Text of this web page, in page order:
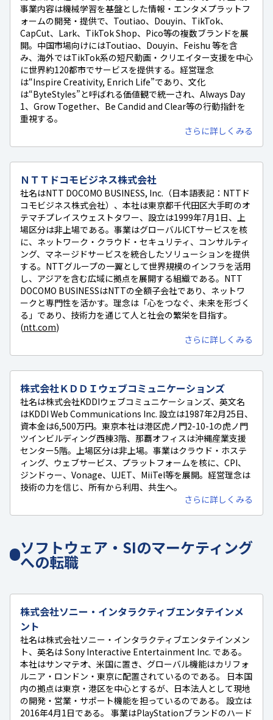
事業内容は機械学習を基盤とした情報・エンタメプラットフ
ォームの開発・提供で、Toutiao、Douyin、TikTok、
CapCut、Lark、TikTok Shop、Pico等の複数ブランドを展
開。中国市場向けにはToutiao、Douyin、Feishu 等を含
み、海外ではTikTok系の短尺動画・クリエイター支援を中心
に世界約120都市でサービスを提供する。経営理念
は“Inspire Creativity, Enrich Life”であり、文化
は“ByteStyles”と呼ばれる価値観で統一され、Always Day
1、Grow Together、Be Candid and Clear等の行動指針を
重視する。
さらに詳しくみる
ＮＴＴドコモビジネス株式会社
社名はNTT DOCOMO BUSINESS, Inc.（日本語表記：NTTド
コモビジネス株式会社）、本社は東京都千代田区大手町のオ
テマチプレイスウェストタワー、設立は1999年7月1日、上
場区分は非上場である。事業はグローバルICTサービスを核
に、ネットワーク・クラウド・セキュリティ、コンサルティ
ング、マネージドサービスを統合したソリューションを提供
する。NTTグループの一翼として世界規模のインフラを活用
し、アジアを含む広域に拠点を展開する組織である。NTT
DOCOMO BUSINESSはNTTの全額子会社であり、ネットワ
ークと専門性を活かす。理念は「心をつなぐ、未来を形づく
る」であり、技術力を通じて人と社会の繁栄を目指す。
(ntt.com)
さらに詳しくみる
株式会社ＫＤＤＩウェブコミュニケーションズ
社名は株式会社KDDIウェブコミュニケーションズ、英文名
はKDDI Web Communications Inc. 設立は1987年2月25日、
資本金は6,500万円。東京本社は港区虎ノ門2-10-1の虎ノ門
ツインビルディング西棟3階、那覇オフィスは沖縄産業支援
センター5階。上場区分は非上場。事業はクラウド・ホステ
ィング、ウェブサービス、プラットフォームを核に、CPI、
ジンドゥー、Vonage、UJET、MiiTel等を展開。経営理念は
技術の力を信じ、所有から利用、共生へ。
さらに詳しくみる
ソフトウェア・SIのマーケティング
への転職
株式会社ソニー・インタラクティブエンタテインメ
ント
社名は株式会社ソニー・インタラクティブエンタテインメン
ト、英名は Sony Interactive Entertainment Inc. である。
本社はサンマテオ、米国に置き、グローバル機能はカリフォ
ルニア・ロンドン・東京に配置されているのである。 日本国
内の拠点は東京・港区を中心とするが、日本法人として現地
の開発・営業・サポート機能を担っているのである。 設立は
2016年4月1日である。 事業はPlayStationブランドのハード